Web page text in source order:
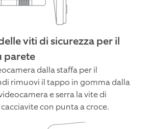
viti di sicurezza per il
parete
dalla staffa per il
rimuovi il tappo in gomma dalla
e serra la vite di
con punta a croce.